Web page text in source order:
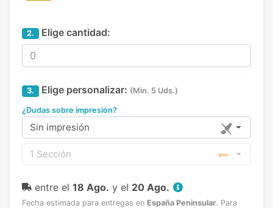
2. Elige cantidad:
3. Elige personalizar: (Min. 5 Uds.)
¿Dudas sobre impresión?
Sin impresión
1 Sección
entre el 18 Ago. y el 20 Ago.
Fecha estimada para entregas en España Peninsular. Para